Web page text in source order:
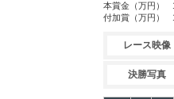
本賞金 （万円）
付加賞 （万円）
レース映像
決勝写真